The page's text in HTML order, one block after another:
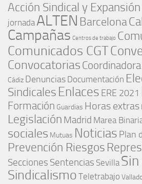
Acción Sindical y Expansión
jornada ALTEN Barcelona
Campañas Centros de trabajo
Comunicados CGT
Convocatorias
Cádiz Denuncias Documentación
Sindicales Enlaces ERE 2021
Formación Guardias Horas extras
Legislación Madrid Marea
sociales Mutuas Noticias Plan
Prevención Riesgos
Secciones Sentencias Sevilla
Sindicalismo Teletrabajo